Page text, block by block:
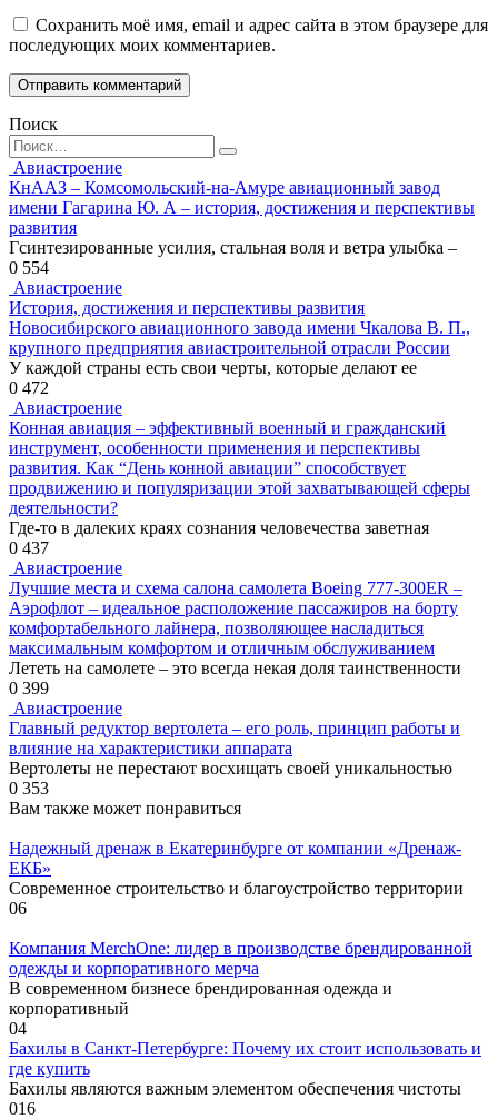
Сохранить моё имя, email и адрес сайта в этом браузере для
последующих моих комментариев.
Поиск
Search
for:
Авиастроение
КнААЗ – Комсомольский-на-Амуре авиационный завод
имени Гагарина Ю. А – история, достижения и перспективы
развития
Гсинтезированные усилия, стальная воля и ветра улыбка –
0 554
Авиастроение
История, достижения и перспективы развития
Новосибирского авиационного завода имени Чкалова В. П.,
крупного предприятия авиастроительной отрасли России
У каждой страны есть свои черты, которые делают ее
0 472
Авиастроение
Конная авиация – эффективный военный и гражданский
инструмент, особенности применения и перспективы
развития. Как “День конной авиации” способствует
продвижению и популяризации этой захватывающей сферы
деятельности?
Где-то в далеких краях сознания человечества заветная
0 437
Авиастроение
Лучшие места и схема салона самолета Boeing 777-300ER –
Аэрофлот – идеальное расположение пассажиров на борту
комфортабельного лайнера, позволяющее насладиться
максимальным комфортом и отличным обслуживанием
Лететь на самолете – это всегда некая доля таинственности
0 399
Авиастроение
Главный редуктор вертолета – его роль, принцип работы и
влияние на характеристики аппарата
Вертолеты не перестают восхищать своей уникальностью
0 353
Вам также может понравиться
Надежный дренаж в Екатеринбурге от компании «Дренаж-
ЕКБ»
Современное строительство и благоустройство территории
06
Компания MerchOne: лидер в производстве брендированной
одежды и корпоративного мерча
В современном бизнесе брендированная одежда и
корпоративный
04
Бахилы в Санкт-Петербурге: Почему их стоит использовать и
где купить
Бахилы являются важным элементом обеспечения чистоты
016